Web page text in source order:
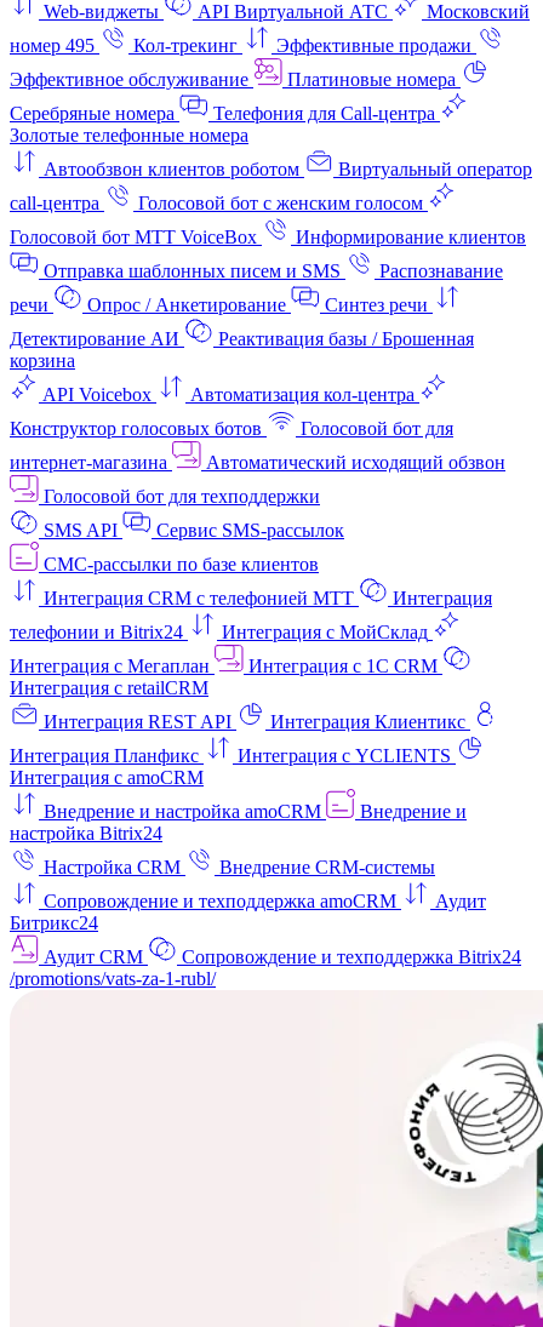
Web-виджеты
API Виртуальной АТС
Московский
номер 495
Кол-трекинг
Эффективные продажи
Эффективное обслуживание
Платиновые номера
Серебряные номера
Телефония для Call-центра
Золотые телефонные номера
Автообзвон клиентов роботом
Виртуальный оператор
call-центра
Голосовой бот с женским голосом
Голосовой бот МТТ VoiceBox
Информирование клиентов
Отправка шаблонных писем и SMS
Распознавание
речи
Опрос / Анкетирование
Синтез речи
Детектирование АИ
Реактивация базы / Брошенная
корзина
API Voicebox
Автоматизация кол‑центра
Конструктор голосовых ботов
Голосовой бот для
интернет‑магазина
Автоматический исходящий обзвон
Голосовой бот для техподдержки
SMS API
Сервис SMS-рассылок
СМС-рассылки по базе клиентов
Интеграция CRM с телефонией МТТ
Интеграция
телефонии и Bitrix24
Интеграция с МойСклад
Интеграция с Мегаплан
Интеграция с 1C CRM
Интеграция с retailCRM
Интеграция REST API
Интеграция Клиентикс
Интеграция Планфикс
Интеграция с YCLIENTS
Интеграция с amoCRM
Внедрение и настройка amoCRM
Внедрение и
настройка Bitrix24
Настройка CRM
Внедрение CRM-системы
Сопровождение и техподдержка amoCRM
Аудит
Битрикс24
Аудит CRM
Сопровождение и техподдержка Bitrix24
/promotions/vats-za-1-rubl/